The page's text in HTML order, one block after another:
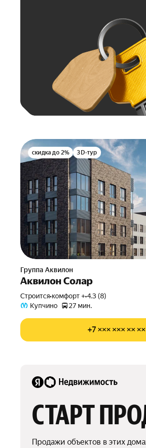
скидка до 2% 3D-тур
Группа Аквилон
Аквилон Солар
Строится•комфорт +•4.3 (8)
Купчино
27 мин.
+7 ××× ××× ×× ××
СТАРТ
Продажи объектов в этих